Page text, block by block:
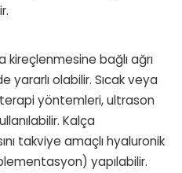
bağlı ağrı
olabilir. Sıcak veya
yöntemleri, ultrason
Kalça
takviye amaçlı hyaluronik
yapılabilir.